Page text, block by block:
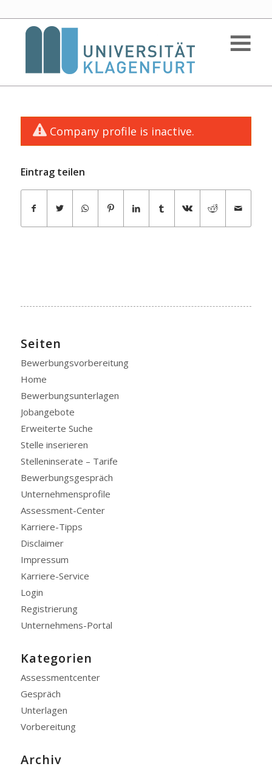
Company profile is inactive.
Eintrag teilen
Seiten
Bewerbungsvorbereitung
Home
Bewerbungsunterlagen
Jobangebote
Erweiterte Suche
Stelle inserieren
Stelleninserate – Tarife
Bewerbungsgespräch
Unternehmensprofile
Assessment-Center
Karriere-Tipps
Disclaimer
Impressum
Karriere-Service
Login
Registrierung
Unternehmens-Portal
Kategorien
Assessmentcenter
Gespräch
Unterlagen
Vorbereitung
Archiv